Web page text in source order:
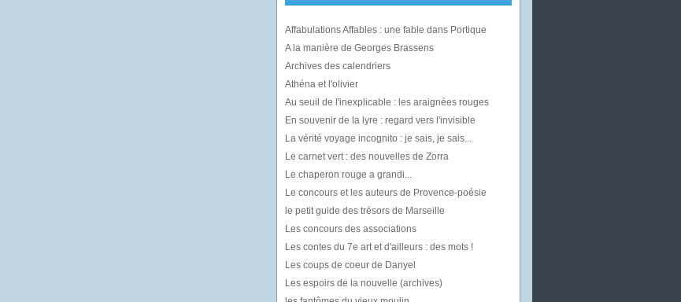
Affabulations Affables : une fable dans Portique
A la manière de Georges Brassens
Archives des calendriers
Athéna et l'olivier
Au seuil de l'inexplicable : les araignées rouges
En souvenir de la lyre : regard vers l'invisible
La vérité voyage incognito : je sais, je sais...
Le carnet vert : des nouvelles de Zorra
Le chaperon rouge a grandi...
Le concours et les auteurs de Provence-poésie
le petit guide des trésors de Marseille
Les concours des associations
Les contes du 7e art et d'ailleurs : des mots !
Les coups de coeur de Danyel
Les espoirs de la nouvelle (archives)